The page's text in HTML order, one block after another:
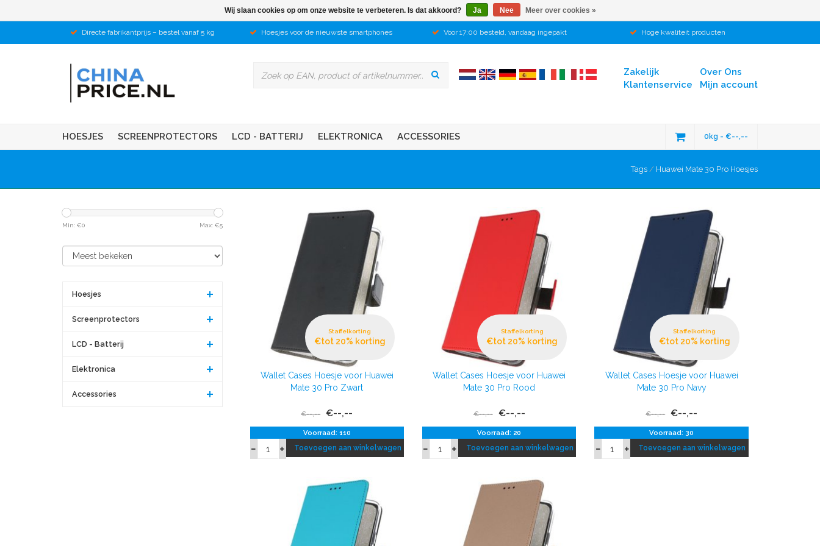
Directe fabrikantprijs – bestel vanaf 5 kg Hoesjes voor de nieuwste smartphones Voor 17:00 besteld, vandaag ingepakt Hoge kwaliteit producten
Over Ons
Mijn account
Zakelijk
Klantenservice
HOESJES SCREENPROTECTORS LCD - BATTERIJ ELEKTRONICA ACCESSORIES 0kg - €--,--
Tags / Huawei Mate 30 Pro Hoesjes
Min: €0 Max: €5
Hoesjes
Screenprotectors
LCD - Batterij
Elektronica
Accessories
Staffelkorting
€tot 20% korting
Wallet Cases Hoesje voor Huawei
Mate 30 Pro Zwart
€--,-- €--,--
Voorraad: 110
Toevoegen aan winkelwagen
Staffelkorting
€tot 20% korting
Wallet Cases Hoesje voor Huawei
Mate 30 Pro Rood
€--,-- €--,--
Voorraad: 20
Toevoegen aan winkelwagen
Staffelkorting
€tot 20% korting
Wallet Cases Hoesje voor Huawei
Mate 30 Pro Navy
€--,-- €--,--
Voorraad: 30
Toevoegen aan winkelwagen
Wij slaan cookies op om onze website te verbeteren. Is dat akkoord? Ja Nee Meer over cookies »